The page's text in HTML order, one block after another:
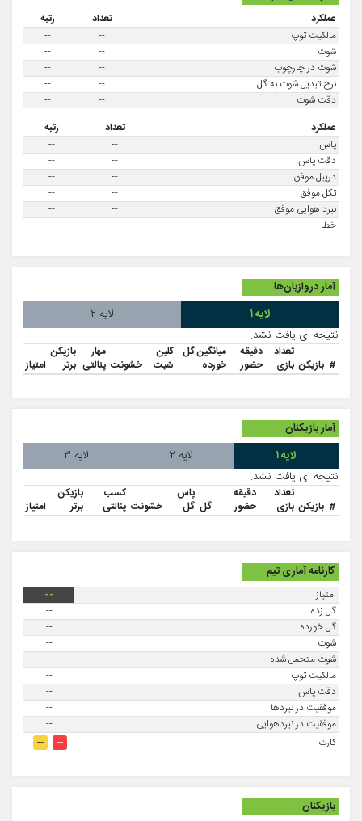
عملکرد تعداد
رتبه
مالکیت توپ
--
--
شوت
--
--
شوت در چارچوب
--
--
نرخ تبدیل شوت به گل
--
--
دقت شوت
--
--
عملکرد
تعداد
رتبه
پاس
--
--
دقت پاس
--
--
دریبل موفق
--
--
تکل موفق
--
--
نبرد هوایی موفق
--
--
خطا
--
--
آمار دروازبان‌ها
لایه ۱
لایه ۲
نتیجه ای یافت نشد.
# بازیکن
تعداد
بازی
دقیقه
حضور
میانگین گل
خورده
کلین
شیت
خشونت
مهار
پنالتی
بازیکن
برتر
امتیاز
آمار بازیکنان
لایه ۱ لایه ۲
لایه ۳
نتیجه ای یافت نشد.
# بازیکن
تعداد
بازی
دقیقه
حضور
گل
پاس
گل
خشونت
کسب
پنالتی
بازیکن
برتر
امتیاز
کارنامه آماری تیم
امتیاز
--
گل زده
--
گل خورده
--
شوت
--
شوت متحمل شده
--
مالکیت توپ
--
دقت پاس
--
موفقيت در نبردها
--
موفقیت در نبردهوایی
--
کارت
--
--
بازیکنان